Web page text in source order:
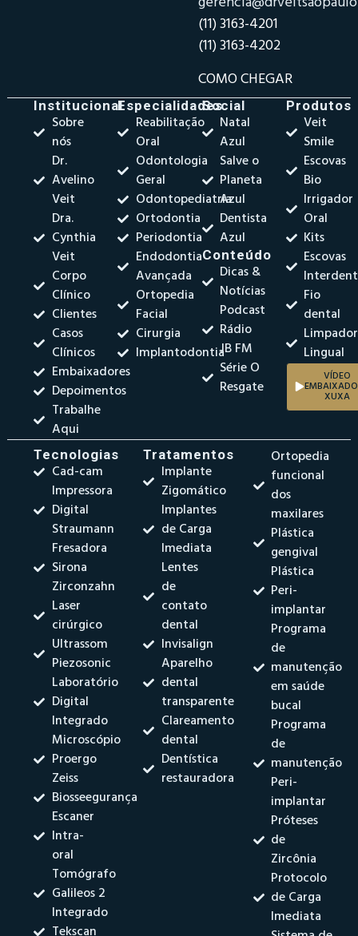
(11) 3163-4201
(11) 3163-4202
COMO CHEGAR
Institucional
Sobre
nós
Dr.
Avelino
Veit
Dra.
Cynthia
Veit
Corpo
Clínico
Clientes
Casos
Clínicos
Embaixadores
Depoimentos
Trabalhe
Aqui
Especialidades
Reabilitação
Oral
Odontologia
Geral
Odontopediatria
Ortodontia
Periodontia
Endodontia
Avançada
Ortopedia
Facial
Cirurgia
Implantodontia
Social
Natal
Azul
Salve o
Planeta
Azul
Dentista
Azul
Conteúdo
Dicas &
Notícias
Podcast
Rádio
JB FM
Série O
Resgate
Produtos
Veit
Smile
Escovas
Bio
Irrigador
Oral
Kits
Escovas
Fio
dental
Limpador
Lingual
VÍDEO
XUXA
Tecnologias
Cad-cam
Impressora
Digital
Straumann
Fresadora
Sirona
Zirconzahn
Laser
cirúrgico
Ultrassom
Piezosonic
Laboratório
Digital
Integrado
Microscópio
Proergo
Zeiss
Biosseegurança
Escaner
Intra-
oral
Tomógrafo
Galileos 2
Integrado
Tekscan
Tratamentos
Implante
Zigomático
Implantes
de Carga
Imediata
Lentes
de
contato
dental
Invisalign
Aparelho
dental
transparente
Clareamento
dental
Dentística
restauradora
Ortopedia
funcional
dos
maxilares
Plástica
gengival
Plástica
Peri-
implantar
Programa
de
manutenção
em saúde
bucal
Programa
de
manutenção
Peri-
implantar
Próteses
de
Zircônia
Protocolo
de Carga
Imediata